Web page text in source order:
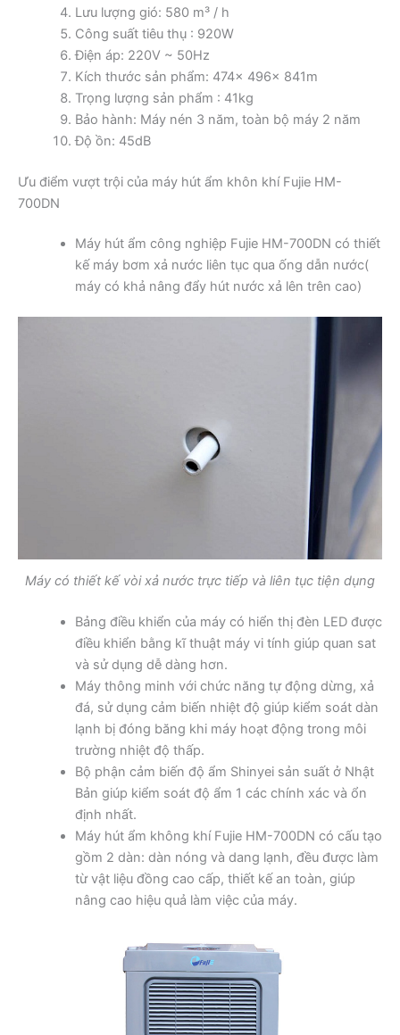
Lưu lượng gió: 580 m³ / h
Công suất tiêu thụ : 920W
Điện áp: 220V ~ 50Hz
Kích thước sản phẩm: 474x 496x 841m
Trọng lượng sản phẩm : 41kg
Bảo hành: Máy nén 3 năm, toàn bộ máy 2 năm
Độ ồn: 45dB
Ưu điểm vượt trội của máy hút ẩm khôn khí Fujie HM-
700DN
Máy hút ẩm công nghiệp Fujie HM-700DN có thiết
kế máy bơm xả nước liên tục qua ống dẫn nước(
máy có khả nâng đẩy hút nước xả lên trên cao)
Máy có thiết kế vòi xả nước trực tiếp và liên tục tiện dụng
Bảng điều khiển của máy có hiển thị đèn LED được
điều khiển bằng kĩ thuật máy vi tính giúp quan sat
và sử dụng dễ dàng hơn.
Máy thông minh với chức năng tự động dừng, xả
đá, sử dụng cảm biến nhiệt độ giúp kiểm soát dàn
lạnh bị đóng băng khi máy hoạt động trong môi
trường nhiệt độ thấp.
Bộ phận cảm biến độ ẩm Shinyei sản suất ở Nhật
Bản giúp kiểm soát độ ẩm 1 các chính xác và ổn
định nhất.
Máy hút ẩm không khí Fujie HM-700DN có cấu tạo
gồm 2 dàn: dàn nóng và dang lạnh, đều được làm
từ vật liệu đồng cao cấp, thiết kế an toàn, giúp
nâng cao hiệu quả làm việc của máy.